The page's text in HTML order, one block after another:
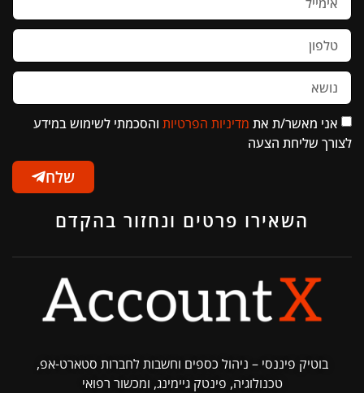
אני מאשר/ת את מדיניות הפרטיות והסכמתי לשימוש במידע
לצורך שליחת הצעה
שלח
השאירו פרטים ונחזור בהקדם
בוטיק פיננסי – ניהול כספים וחשבות לחברות סטארט-אפ,
טכנולוגיה, פינטק גיימינג, ומכשור רפואי